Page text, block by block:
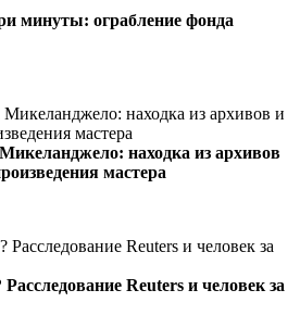
минуты: ограбление фонда
находка из архивов
мастера
Reuters и человек за